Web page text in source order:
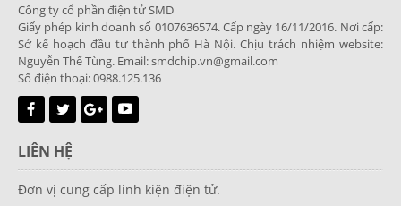
Công ty cổ phần điện tử SMD
Giấy phép kinh doanh số 0107636574. Cấp ngày 16/11/2016. Nơi cấp:
Sở kế hoạch đầu tư thành phố Hà Nội. Chịu trách nhiệm website:
Nguyễn Thế Tùng. Email: smdchip.vn@gmail.com
Số điện thoại: 0988.125.136
LIÊN HỆ
Đơn vị cung cấp linh kiện điện tử.